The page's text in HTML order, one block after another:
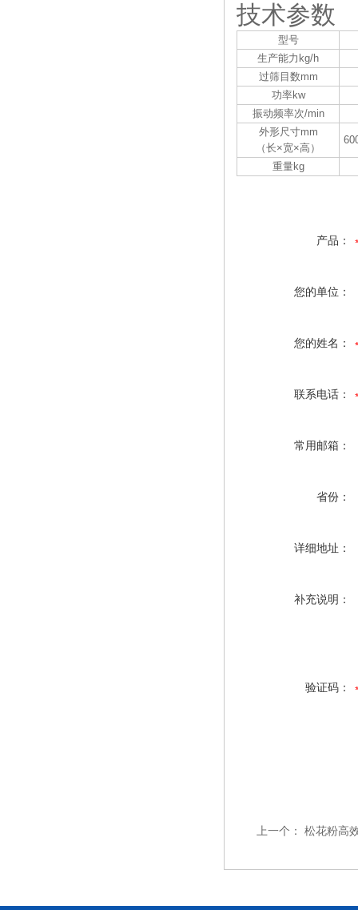
技术参数
型号
生产能力kg/h
过筛目数mm
功率kw
振动频率次/min
外形尺寸mm
（长×宽×高）
重量kg
产品：
您的单位：
您的姓名：
联系电话：
常用邮箱：
省份：
详细地址：
补充说明：
验证码：
上一个： 松花粉高